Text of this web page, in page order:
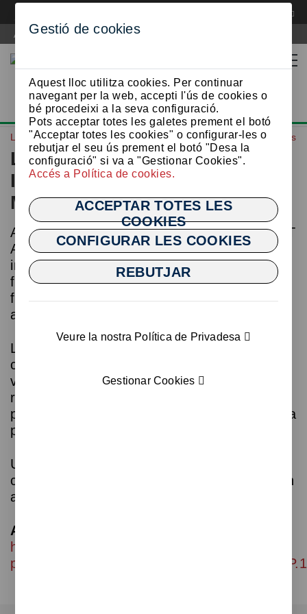
Agència de Residus de Catalunya
LIAISE COST Action Webinar: Industrial Symbiosis and Minerals
LIAISE COST Action Webinar:
Industrial Symbiosis and
Minerals
Aquest webinar mensual de la LIAISE COST
Action aborda la relació entre la simbiosi
industrial i els recursos minerals, posant el
focus en com optimitzar l’ús de materials i
fomentar estratègies de valorització en
aquest àmbit.
La sessió ofereix una oportunitat per
conèixer enfocaments i experiències
vinculades a la gestió sostenible de
recursos minerals, així com per explorar el
potencial de la simbiosi industrial com a eina
per millorar l’eficiència en l’ús de materials.
Una ocasió per ampliar coneixement i
connectar amb la comunitat internacional en
aquest àmbit.
Accés:
https://us06web.zoom.us/s/81793006252?
pwd=aauc6nduoRY8dEFFnBWKOo9JfdRkeP.1
Gestió de cookies
Aquest lloc utilitza cookies. Per continuar
navegant per la web, accepti l'ús de cookies o
bé procedeixi a la seva configuració.
Pots acceptar totes les galetes prement el botó
"Acceptar totes les cookies" o configurar-les o
rebutjar el seu ús prement el botó "Desa la
configuració" si va a "Gestionar Cookies".
Accés a Política de cookies.
ACCEPTAR TOTES LES
COOKIES
CONFIGURAR LES COOKIES
REBUTJAR
Veure la nostra Política de Privadesa
Gestionar Cookies